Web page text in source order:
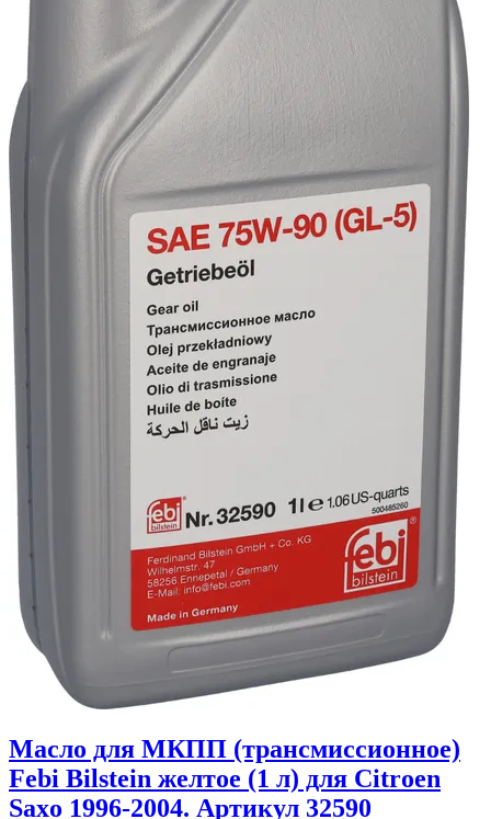
Масло для МКПП (трансмиссионное)
Febi Bilstein желтое (1 л) для Citroen
Saxo 1996-2004. Артикул 32590